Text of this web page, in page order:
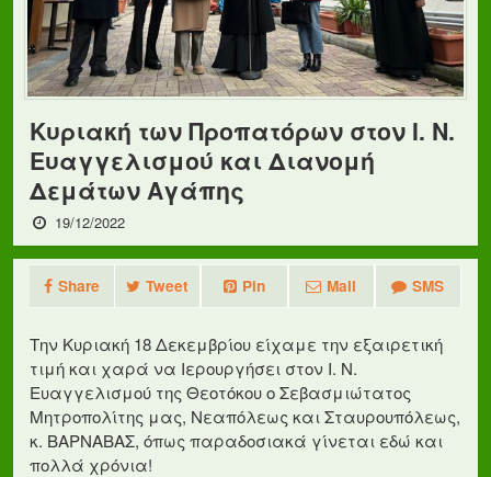
Κυριακή των Προπατόρων στον Ι. Ν.
Ευαγγελισμού και Διανομή
Δεμάτων Αγάπης
19/12/2022
Share Tweet Pin Mail SMS
Την Κυριακή 18 Δεκεμβρίου είχαμε την εξαιρετική
τιμή και χαρά να Ιερουργήσει στον Ι. Ν.
Ευαγγελισμού της Θεοτόκου ο Σεβασμιώτατος
Μητροπολίτης μας, Νεαπόλεως και Σταυρουπόλεως,
κ. ΒΑΡΝΑΒΑΣ, όπως παραδοσιακά γίνεται εδώ και
πολλά χρόνια!